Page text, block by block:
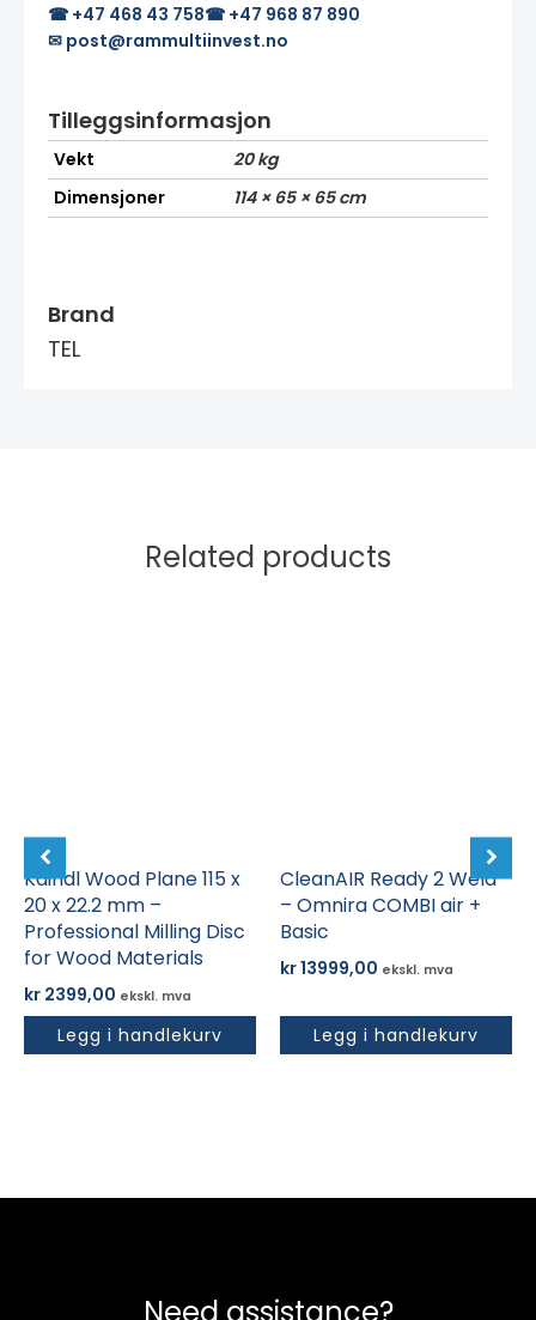
☎ +47 468 43 758☎ +47 968 87 890
✉ post@rammultiinvest.no
Tilleggsinformasjon
Vekt
20 kg
Dimensjoner
114 × 65 × 65 cm
Brand
TEL
Related products
Kaindl Wood Plane 115 x
20 x 22.2 mm –
Professional Milling Disc
for Wood Materials
kr 2399,00 ekskl. mva
Legg i handlekurv
CleanAIR Ready 2 Weld
– Omnira COMBI air +
Basic
kr13999,00 ekskl. mva
Legg i handlekurv